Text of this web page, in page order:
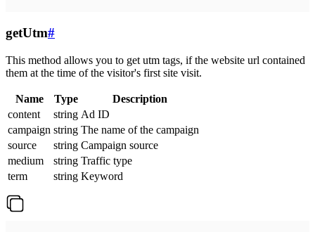
getUtm#
This method allows you to get utm tags, if the website url contained
them at the time of the visitor's first site visit.
Name Type
Description
content
string Ad ID
campaign string The name of the campaign
source
string Campaign source
medium
string Traffic type
term
string Keyword